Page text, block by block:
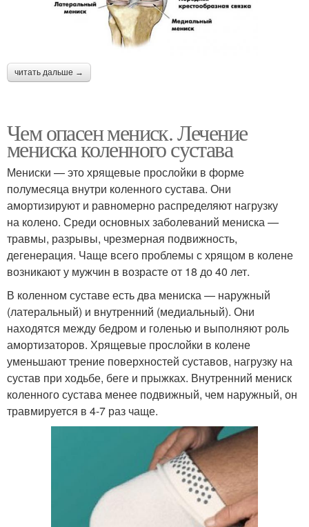
читать дальше →
Чем опасен мениск. Лечение
мениска коленного сустава
Мениски — это хрящевые прослойки в форме
полумесяца внутри коленного сустава. Они
амортизируют и равномерно распределяют нагрузку
на колено. Среди основных заболеваний мениска —
травмы, разрывы, чрезмерная подвижность,
дегенерация. Чаще всего проблемы с хрящом в колене
возникают у мужчин в возрасте от 18 до 40 лет.
В коленном суставе есть два мениска — наружный
(латеральный) и внутренний (медиальный). Они
находятся между бедром и голенью и выполняют роль
амортизаторов. Хрящевые прослойки в колене
уменьшают трение поверхностей суставов, нагрузку на
сустав при ходьбе, беге и прыжках. Внутренний мениск
коленного сустава менее подвижный, чем наружный, он
травмируется в 4-7 раз чаще.